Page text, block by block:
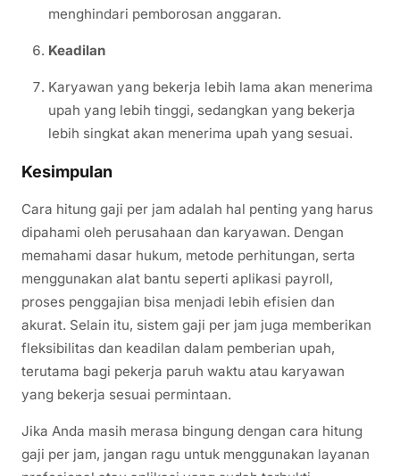
menghindari pemborosan anggaran.
Keadilan
Karyawan yang bekerja lebih lama akan menerima
upah yang lebih tinggi, sedangkan yang bekerja
lebih singkat akan menerima upah yang sesuai.
Kesimpulan
Cara hitung gaji per jam adalah hal penting yang harus
dipahami oleh perusahaan dan karyawan. Dengan
memahami dasar hukum, metode perhitungan, serta
menggunakan alat bantu seperti aplikasi payroll,
proses penggajian bisa menjadi lebih efisien dan
akurat. Selain itu, sistem gaji per jam juga memberikan
fleksibilitas dan keadilan dalam pemberian upah,
terutama bagi pekerja paruh waktu atau karyawan
yang bekerja sesuai permintaan.
Jika Anda masih merasa bingung dengan cara hitung
gaji per jam, jangan ragu untuk menggunakan layanan